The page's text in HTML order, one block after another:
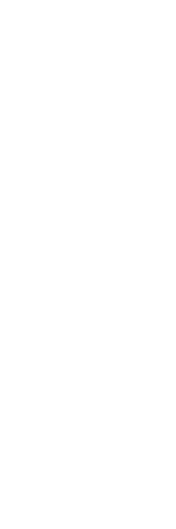
Janiqa Siap